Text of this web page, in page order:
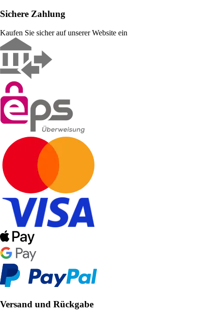
Sichere Zahlung
Kaufen Sie sicher auf unserer Website ein
Versand und Rückgabe